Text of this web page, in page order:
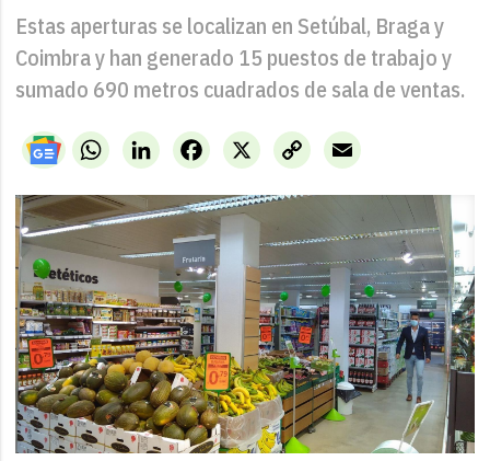
Estas aperturas se localizan en Setúbal, Braga y
Coimbra y han generado 15 puestos de trabajo y
sumado 690 metros cuadrados de sala de ventas.
WhatsAppLinkedIn X
Facebook
Copy
Link
Email